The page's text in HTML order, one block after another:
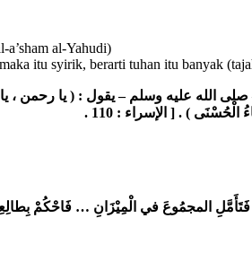
a’sham al-Yahudi)
itu syirik, berarti tuhan itu banyak
الله عليه وسلم – يقول : ( يا رحمن ،
الْحُسْنَى ) . [ الإسراء : 110
.
فَتَأَمَّلِ المجمُوعَ في الْمِيْزَانِ … فَاحْكُمْ